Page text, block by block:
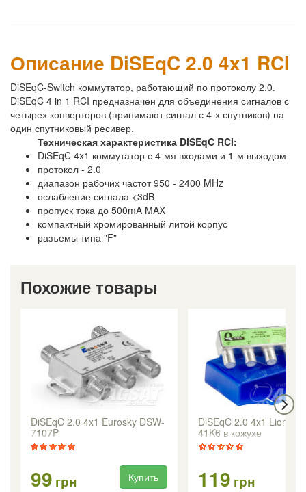
Описание DiSEqC 2.0 4x1 RCI
DiSEqC-Switch коммутатор, работающий по протоколу 2.0.
DiSEqC 4 in 1 RCI предназначен для объединения сигналов с
четырех конверторов (принимают сигнал с 4-х спутников) на
один спутниковый ресивер.
Техническая характеристика DiSEqC RCI:
DiSEqC 4x1 коммутатор с 4-мя входами и 1-м выходом
протокол - 2.0
диапазон рабочих частот 950 - 2400 MHz
ослабление сигнала <3dB
пропуск тока до 500mA MAX
компактный хромированный литой корпус
разъемы типа "F"
Похожие товары
DiSEqC 2.0 4x1 Eurosky DSW-
7107P
99 грн Купить
DiSEqC 2.0 4x1 Lionsat
41K6 в кожухе
119 грн